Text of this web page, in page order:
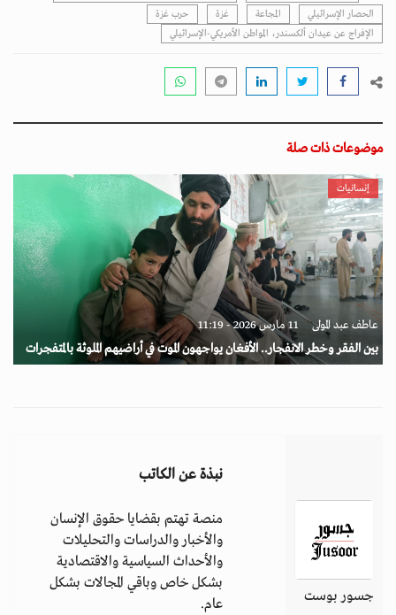
الحصار الإسرائيلي المجاعة غزة
حرب غزة
الإفراج عن عيدان ألكسندر، المواطن الأمريكي-الإسرائيلي
موضوعات ذات صلة
إنسانيات
عاطف عبد المولى 11 مارس 2026 - 11:19
بين الفقر وخطر الانفجار.. الأفغان يواجهون الموت في أراضيهم الملوثة بالمتفجرات
جسور بوست
نبذة عن الكاتب
منصة تهتم بقضايا حقوق الإنسان
والأخبار والدراسات والتحليلات
والأحداث السياسية والاقتصادية
بشكل خاص وباقي المجالات بشكل
عام.